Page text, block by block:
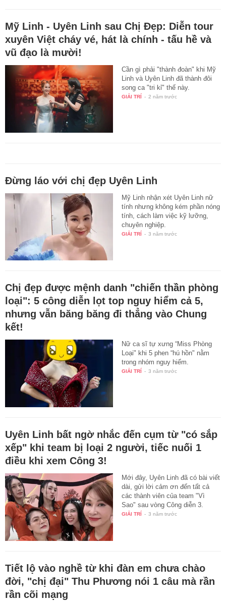
Mỹ Linh - Uyên Linh sau Chị Đẹp: Diễn tour
xuyên Việt cháy vé, hát là chính - tấu hề và
vũ đạo là mười!
Cần gì phải "thành đoàn" khi Mỹ
Linh và Uyên Linh đã thành đôi
song ca "tri kỉ" thế này.
GIẢI TRÍ - 2 năm trước
Đừng láo với chị đẹp Uyên Linh
Mỹ Linh nhận xét Uyên Linh nữ
tính nhưng không kém phần nóng
tính, cách làm việc kỹ lưỡng,
chuyên nghiệp.
GIẢI TRÍ - 3 năm trước
Chị đẹp được mệnh danh "chiến thần phòng
loại": 5 công diễn lọt top nguy hiểm cả 5,
nhưng vẫn băng băng đi thẳng vào Chung
kết!
Nữ ca sĩ tự xưng “Miss Phòng
Loại" khi 5 phen “hú hồn" nằm
trong nhóm nguy hiểm.
GIẢI TRÍ - 3 năm trước
Uyên Linh bất ngờ nhắc đến cụm từ "có sắp
xếp" khi team bị loại 2 người, tiếc nuối 1
điều khi xem Công 3!
Mới đây, Uyên Linh đã có bài viết
dài, gửi lời cảm ơn đến tất cả
các thành viên của team "Vì
Sao" sau vòng Công diễn 3.
GIẢI TRÍ - 3 năm trước
Tiết lộ vào nghề từ khi đàn em chưa chào
đời, "chị đại" Thu Phương nói 1 câu mà rần
rần cõi mạng